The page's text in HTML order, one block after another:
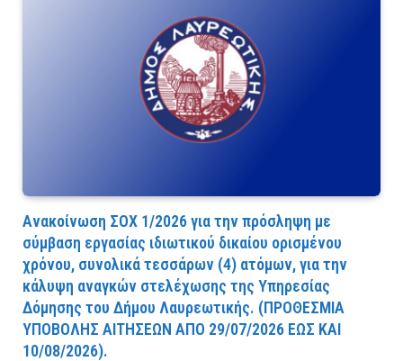
Ανακοίνωση ΣΟΧ 1/2026 για την πρόσληψη με
σύμβαση εργασίας ιδιωτικού δικαίου ορισμένου
χρόνου, συνολικά τεσσάρων (4) ατόμων, για την
κάλυψη αναγκών στελέχωσης της Υπηρεσίας
Δόμησης του Δήμου Λαυρεωτικής. (ΠPOΘEΣMIA
YΠOBOΛHΣ AITHΣEΩN AΠO 29/07/2026 EΩΣ KAI
10/08/2026).